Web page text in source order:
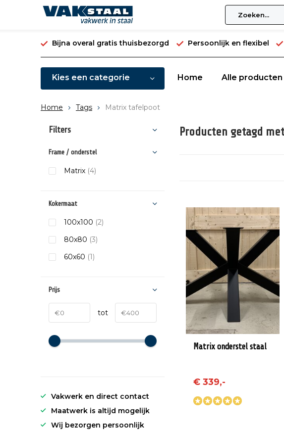
Bijna overal gratis thuisbezorgd Persoonlijk en flexibel
Kies een categorie Home Alle producten
Home Tags Matrix tafelpoot
Producten getagd
Matrix onderstel staal
€ 339,-
Filters
Frame / onderstel
Matrix (4)
Kokermaat
100x100 (2)
80x80 (3)
60x60 (1)
Prijs
tot
Vakwerk en direct contact
Maatwerk is altijd mogelijk
Wij bezorgen persoonlijk